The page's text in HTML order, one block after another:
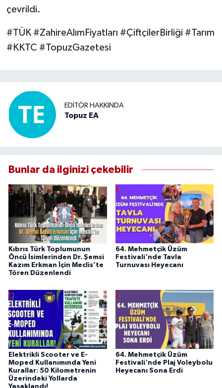
çevrildi.
#TÜK #ZahireAlımFiyatları #ÇiftçilerBirliği #Tarım
#KKTC #TopuzGazetesi
EDITÖR HAKKINDA
Topuz EA
Bunlar da ilginizi çekebilir
Kıbrıs Türk Toplumunun
Öncü İsimlerinden Dr. Şemsi
Kazım Erkman İçin Meclis’te
Tören Düzenlendi
64. Mehmetçik Üzüm
Festivali'nde Tavla
Turnuvası Heyecanı
Elektrikli Scooter ve E-
Moped Kullanımında Yeni
Kurallar: 50 Kilometrenin
Üzerindeki Yollarda
64. Mehmetçik Üzüm
Festivali'nde Plaj Voleybolu
Heyecanı Sona Erdi